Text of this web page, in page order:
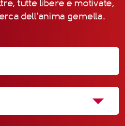
tutte libere e motivate,
dell'anima gemella.